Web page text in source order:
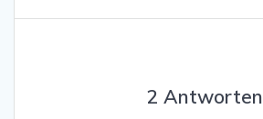
2 Antworten